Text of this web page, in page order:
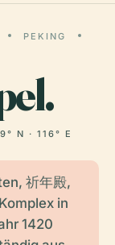
PEKING
N · 116° E
祈年殿,
in
1420